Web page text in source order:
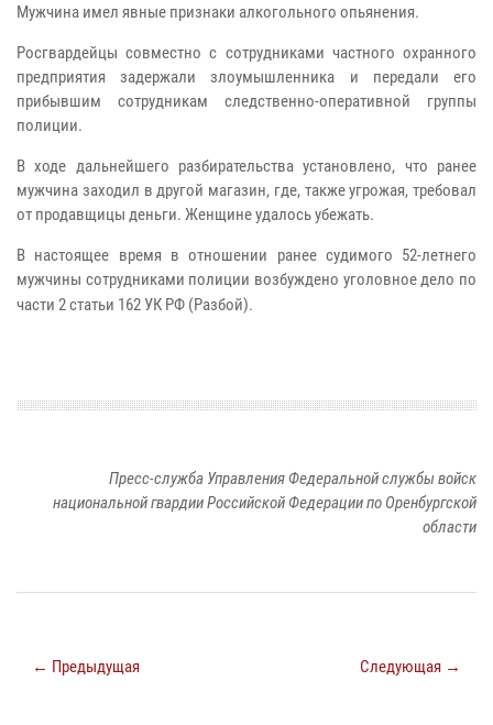
Мужчина имел явные признаки алкогольного опьянения.
Росгвардейцы совместно с сотрудниками частного охранного
предприятия задержали злоумышленника и передали его
прибывшим сотрудникам следственно-оперативной группы
полиции.
В ходе дальнейшего разбирательства установлено, что ранее
мужчина заходил в другой магазин, где, также угрожая, требовал
от продавщицы деньги. Женщине удалось убежать.
В настоящее время в отношении ранее судимого 52-летнего
мужчины сотрудниками полиции возбуждено уголовное дело по
части 2 статьи 162 УК РФ (Разбой).
Пресс-служба Управления Федеральной службы войск
национальной гвардии Российской Федерации по Оренбургской
области
← Предыдущая Следующая →